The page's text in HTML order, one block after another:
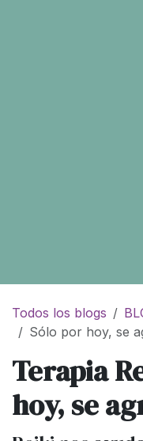
Todos los blogs
Sólo por hoy, se
Terapia
hoy, se